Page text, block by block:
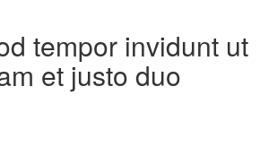
tempor invidunt ut
et justo duo